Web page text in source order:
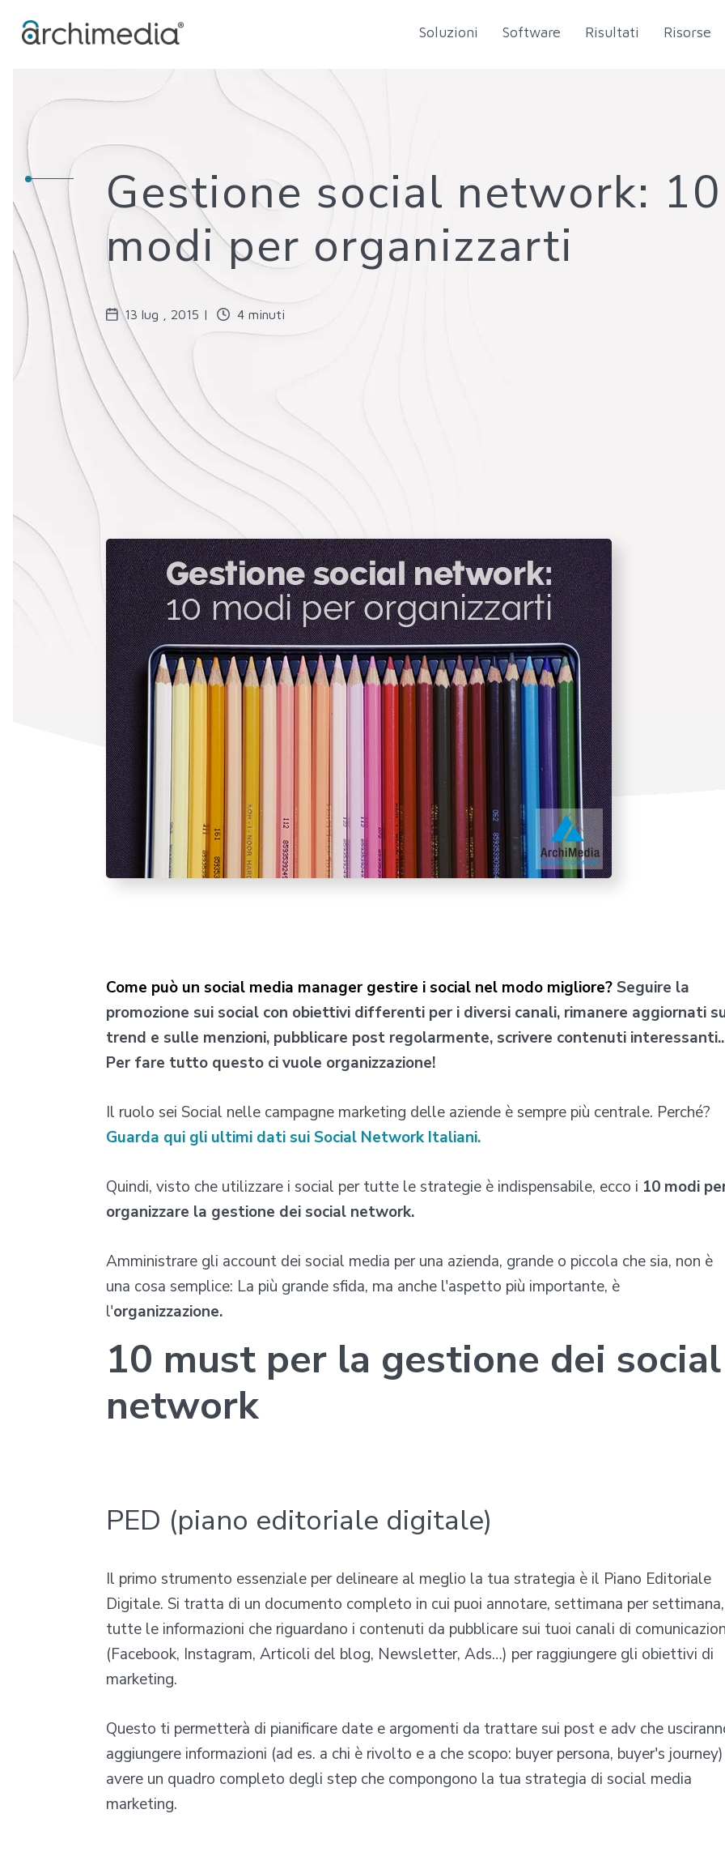
Soluzioni Software Risultati Risorse
Gestione social network: 10
modi per organizzarti
13 lug , 2015 | 4 minuti
Come può un social media manager gestire i social nel modo migliore? Seguire la
promozione sui social con obiettivi differenti per i diversi canali, rimanere aggiornati
trend e sulle menzioni, pubblicare post regolarmente, scrivere contenuti
Per fare tutto questo ci vuole organizzazione!
Il ruolo sei Social nelle campagne marketing delle aziende è sempre più centrale. Perché?
Guarda qui gli ultimi dati sui Social Network Italiani.
Quindi, visto che utilizzare i social per tutte le strategie è indispensabile, ecco i 10 modi
organizzare la gestione dei social network.
Amministrare gli account dei social media per una azienda, grande o piccola che sia, non è
una cosa semplice: La più grande sfida, ma anche l'aspetto più importante, è
l'organizzazione.
10 must per la gestione dei social
network
PED (piano editoriale digitale)
Il primo strumento essenziale per delineare al meglio la tua strategia è il Piano Editoriale
Digitale. Si tratta di un documento completo in cui puoi annotare, settimana per settimana,
tutte le informazioni che riguardano i contenuti da pubblicare sui tuoi canali di
(Facebook, Instagram, Articoli del blog, Newsletter, Ads…) per raggiungere gli obiettivi di
marketing.
Questo ti permetterà di pianificare date e argomenti da trattare sui post e adv che
aggiungere informazioni (ad es. a chi è rivolto e a che scopo: buyer persona, buyer's
avere un quadro completo degli step che compongono la tua strategia di social media
marketing.